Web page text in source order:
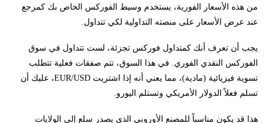
من هذه الأسعار الفورية، يستخدم وسيط الفوركس الخاص بك كمرجع
عند عرض الأسعار على منصته التداولية لكي تتداول.
يجب أن تعرف أنك كمتداول فوركس تجزئة، لست تتداول في سوق
الفوركس النقدي الفوري. في هذا السوق، تتم صفقات فعلية تتطلب
تسوية فيزيائية (مادية)، مما يعني أنه إذا اشتريت EUR/USD، عليك أن
تسلم فعلاً الدولار الأمريكي وتستلم اليورو.
هذا قد يكون مناسباً للمصنع الأوروبي الذي يصدر سلع إلى الولايات